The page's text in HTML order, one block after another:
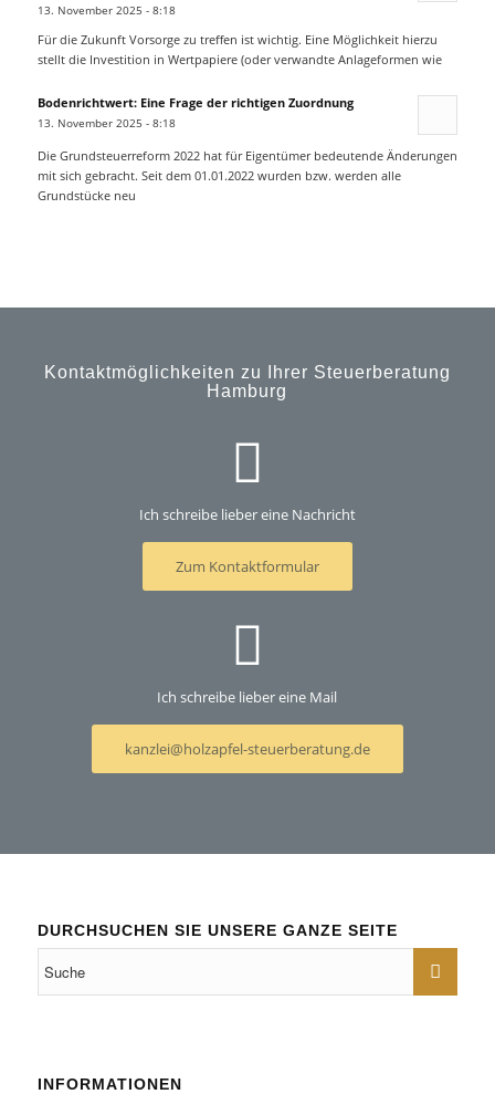
13. November 2025 - 8:18
Für die Zukunft Vorsorge zu treffen ist wichtig. Eine Möglichkeit hierzu
stellt die Investition in Wertpapiere (oder verwandte Anlageformen wie
Bodenrichtwert: Eine Frage der richtigen Zuordnung
13. November 2025 - 8:18
Die Grundsteuerreform 2022 hat für Eigentümer bedeutende Änderungen
mit sich gebracht. Seit dem 01.01.2022 wurden bzw. werden alle
Grundstücke neu
Kontaktmöglichkeiten zu Ihrer Steuerberatung
Hamburg
Ich schreibe lieber eine Nachricht
Zum Kontaktformular
Ich schreibe lieber eine Mail
kanzlei@holzapfel-steuerberatung.de
DURCHSUCHEN SIE UNSERE GANZE SEITE
INFORMATIONEN